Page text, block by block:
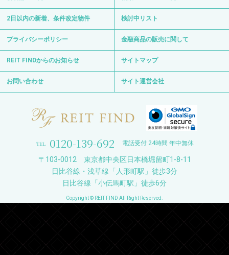
2日以内の新着、条件改定物件 検討中リスト
プライバシーポリシー 金融商品の販売に関して
REIT FINDからのお知らせ サイトマップ
お問い合わせ サイト運営会社
0120-139-692 電話受付 24時間 年中無休
〒103-0012 東京都中央区日本橋堀留町1-8-11
日比谷線・浅草線「人形町駅」徒歩3分
日比谷線「小伝馬町駅」徒歩6分
Copyright © REIT FIND All Right Reserved.